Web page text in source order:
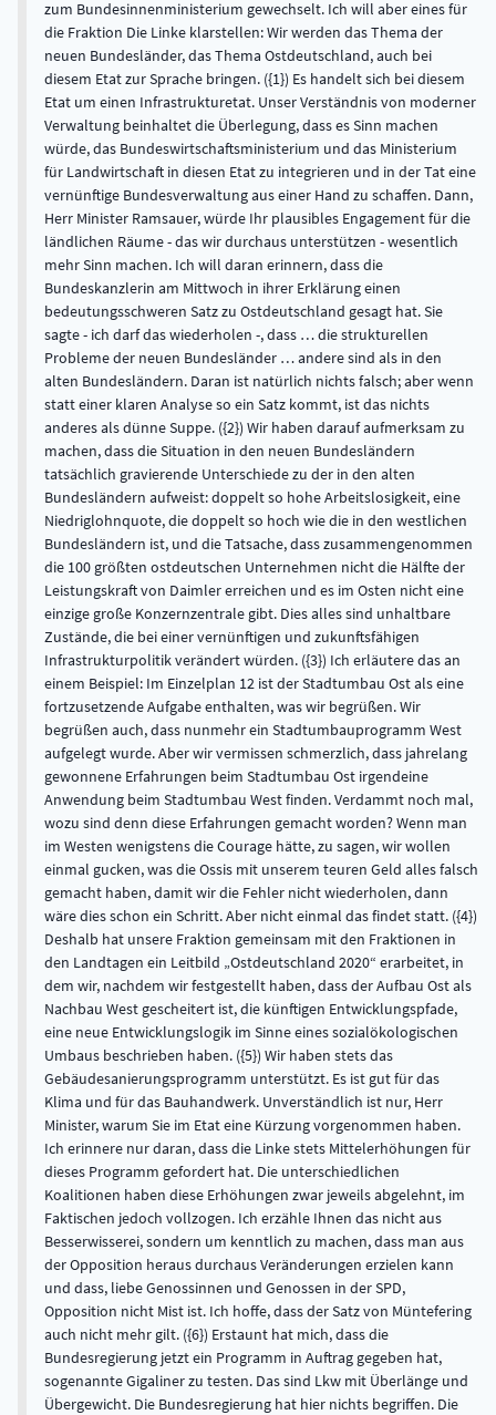
zum Bundesinnenministerium gewechselt. Ich will aber eines für
die Fraktion Die Linke klarstellen: Wir werden das Thema der
neuen Bundesländer, das Thema Ostdeutschland, auch bei
diesem Etat zur Sprache bringen. ({1}) Es handelt sich bei diesem
Etat um einen Infrastrukturetat. Unser Verständnis von moderner
Verwaltung beinhaltet die Überlegung, dass es Sinn machen
würde, das Bundeswirtschaftsministerium und das Ministerium
für Landwirtschaft in diesen Etat zu integrieren und in der Tat eine
vernünftige Bundesverwaltung aus einer Hand zu schaffen. Dann,
Herr Minister Ramsauer, würde Ihr plausibles Engagement für die
ländlichen Räume - das wir durchaus unterstützen - wesentlich
mehr Sinn machen. Ich will daran erinnern, dass die
Bundeskanzlerin am Mittwoch in ihrer Erklärung einen
bedeutungsschweren Satz zu Ostdeutschland gesagt hat. Sie
sagte - ich darf das wiederholen -, dass … die strukturellen
Probleme der neuen Bundesländer … andere sind als in den
alten Bundesländern. Daran ist natürlich nichts falsch; aber wenn
statt einer klaren Analyse so ein Satz kommt, ist das nichts
anderes als dünne Suppe. ({2}) Wir haben darauf aufmerksam zu
machen, dass die Situation in den neuen Bundesländern
tatsächlich gravierende Unterschiede zu der in den alten
Bundesländern aufweist: doppelt so hohe Arbeitslosigkeit, eine
Niedriglohnquote, die doppelt so hoch wie die in den westlichen
Bundesländern ist, und die Tatsache, dass zusammengenommen
die 100 größten ostdeutschen Unternehmen nicht die Hälfte der
Leistungskraft von Daimler erreichen und es im Osten nicht eine
einzige große Konzernzentrale gibt. Dies alles sind unhaltbare
Zustände, die bei einer vernünftigen und zukunftsfähigen
Infrastrukturpolitik verändert würden. ({3}) Ich erläutere das an
einem Beispiel: Im Einzelplan 12 ist der Stadtumbau Ost als eine
fortzusetzende Aufgabe enthalten, was wir begrüßen. Wir
begrüßen auch, dass nunmehr ein Stadtumbauprogramm West
aufgelegt wurde. Aber wir vermissen schmerzlich, dass jahrelang
gewonnene Erfahrungen beim Stadtumbau Ost irgendeine
Anwendung beim Stadtumbau West finden. Verdammt noch mal,
wozu sind denn diese Erfahrungen gemacht worden? Wenn man
im Westen wenigstens die Courage hätte, zu sagen, wir wollen
einmal gucken, was die Ossis mit unserem teuren Geld alles falsch
gemacht haben, damit wir die Fehler nicht wiederholen, dann
wäre dies schon ein Schritt. Aber nicht einmal das findet statt. ({4})
Deshalb hat unsere Fraktion gemeinsam mit den Fraktionen in
den Landtagen ein Leitbild „Ostdeutschland 2020“ erarbeitet, in
dem wir, nachdem wir festgestellt haben, dass der Aufbau Ost als
Nachbau West gescheitert ist, die künftigen Entwicklungspfade,
eine neue Entwicklungslogik im Sinne eines sozialökologischen
Umbaus beschrieben haben. ({5}) Wir haben stets das
Gebäudesanierungsprogramm unterstützt. Es ist gut für das
Klima und für das Bauhandwerk. Unverständlich ist nur, Herr
Minister, warum Sie im Etat eine Kürzung vorgenommen haben.
Ich erinnere nur daran, dass die Linke stets Mittelerhöhungen für
dieses Programm gefordert hat. Die unterschiedlichen
Koalitionen haben diese Erhöhungen zwar jeweils abgelehnt, im
Faktischen jedoch vollzogen. Ich erzähle Ihnen das nicht aus
Besserwisserei, sondern um kenntlich zu machen, dass man aus
der Opposition heraus durchaus Veränderungen erzielen kann
und dass, liebe Genossinnen und Genossen in der SPD,
Opposition nicht Mist ist. Ich hoffe, dass der Satz von Müntefering
auch nicht mehr gilt. ({6}) Erstaunt hat mich, dass die
Bundesregierung jetzt ein Programm in Auftrag gegeben hat,
sogenannte Gigaliner zu testen. Das sind Lkw mit Überlänge und
Übergewicht. Die Bundesregierung hat hier nichts begriffen. Die